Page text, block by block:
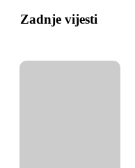
Zadnje vijesti